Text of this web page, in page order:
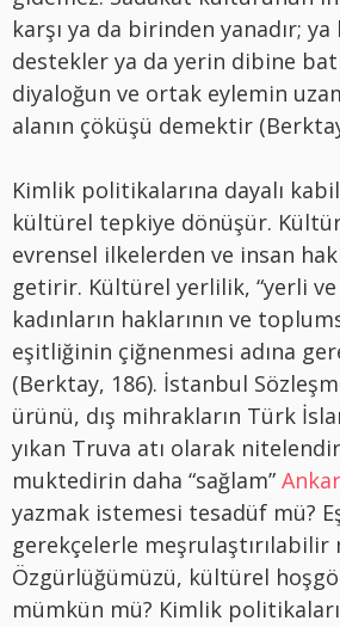
karşı ya da birinden yanadır;
destekler ya da yerin dibine
diyaloğun ve ortak eylemin
alanın çöküşü demektir
Kimlik politikalarına dayalı
kültürel tepkiye dönüşür.
evrensel ilkelerden ve insan
getirir. Kültürel yerlilik, “yerli
kadınların haklarının ve
eşitliğinin çiğnenmesi adına
(Berktay, 186). İstanbul
ürünü, dış mihrakların Türk
yıkan Truva atı olarak
muktedirin daha “sağlam”
yazmak istemesi tesadüf mü?
gerekçelerle meşrulaştırılabilir
Özgürlüğümüzü, kültürel
mümkün mü? Kimlik